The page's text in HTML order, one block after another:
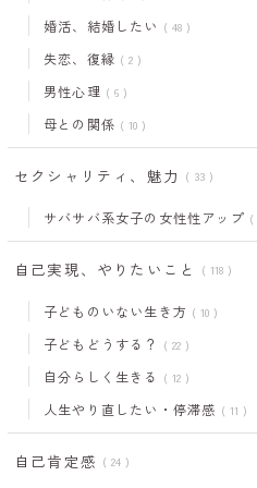
婚活、結婚したい 48
失恋、復縁 2
男性心理 6
母との関係 10
セクシャリティ、魅力 33
サバサバ系女子の女性性アップ
自己実現、やりたいこと 118
子どものいない生き方 10
子どもどうする？ 22
自分らしく生きる 12
人生やり直したい・停滞感 11
自己肯定感 24